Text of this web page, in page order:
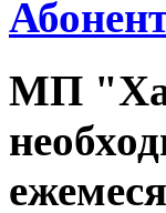
МП